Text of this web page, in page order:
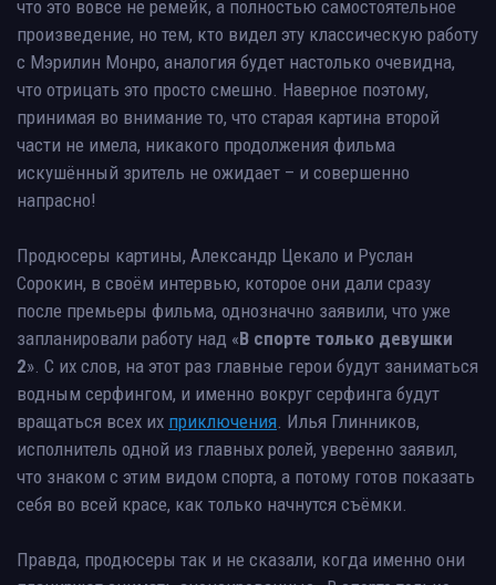
что это вовсе не ремейк, а полностью самостоятельное
произведение, но тем, кто видел эту классическую работу
с Мэрилин Монро, аналогия будет настолько очевидна,
что отрицать это просто смешно. Наверное поэтому,
принимая во внимание то, что старая картина второй
части не имела, никакого продолжения фильма
искушённый зритель не ожидает – и совершенно
напрасно!
Продюсеры картины, Александр Цекало и Руслан
Сорокин, в своём интервью, которое они дали сразу
после премьеры фильма, однозначно заявили, что уже
запланировали работу над «В спорте только девушки
2». С их слов, на этот раз главные герои будут заниматься
водным серфингом, и именно вокруг серфинга будут
вращаться всех их приключения . Илья Глинников,
исполнитель одной из главных ролей, уверенно заявил,
что знаком с этим видом спорта, а потому готов показать
себя во всей красе, как только начнутся съёмки.
Правда, продюсеры так и не сказали, когда именно они